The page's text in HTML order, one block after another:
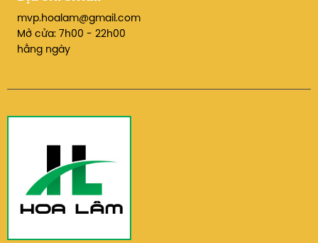
RICOH MPC 6003 giúp giảm thời gian chờ đợi,
nhân viên có thể tập trung vào các công việc
quan trọng khác, từ đó nâng cao hiệu quả tổng
cần.
Hỗ trợ quét tài liệu theo chế độ PDF, searchable
PDF, giúp tìm kiếm và lưu trữ dữ liệu tiện lợi.
mvp.hoalam@gmail.com
Mở cửa: 7h00 - 22h00
hằng ngày